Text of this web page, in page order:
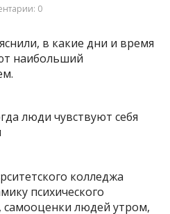
0
в какие дни и время
наибольший
колледжа
психического
самооценки людей утром,